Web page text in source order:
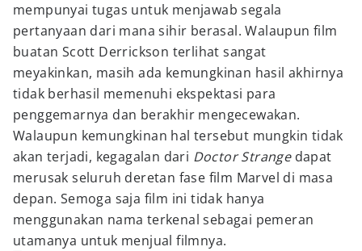
mempunyai tugas untuk menjawab segala
pertanyaan dari mana sihir berasal. Walaupun film
buatan Scott Derrickson terlihat sangat
meyakinkan, masih ada kemungkinan hasil akhirnya
tidak berhasil memenuhi ekspektasi para
penggemarnya dan berakhir mengecewakan.
Walaupun kemungkinan hal tersebut mungkin tidak
akan terjadi, kegagalan dari Doctor Strangedapat
merusak seluruh deretan fase film Marvel di masa
depan. Semoga saja film ini tidak hanya
menggunakan nama terkenal sebagai pemeran
utamanya untuk menjual filmnya.